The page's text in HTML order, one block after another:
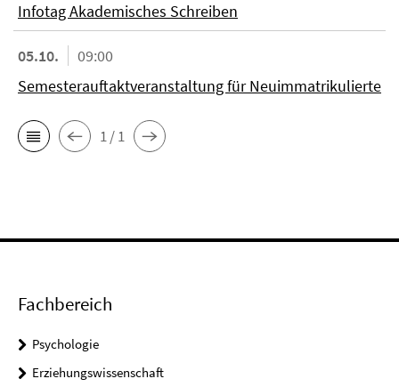
Infotag Akademisches Schreiben
05.10.
09:00
Semesterauftaktveranstaltung für Neuimmatrikulierte
1 / 1
Fachbereich
Psychologie
Erziehungswissenschaft